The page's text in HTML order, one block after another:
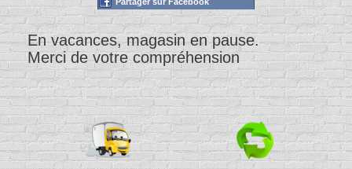
En vacances, magasin en pause.
Merci de votre compréhension